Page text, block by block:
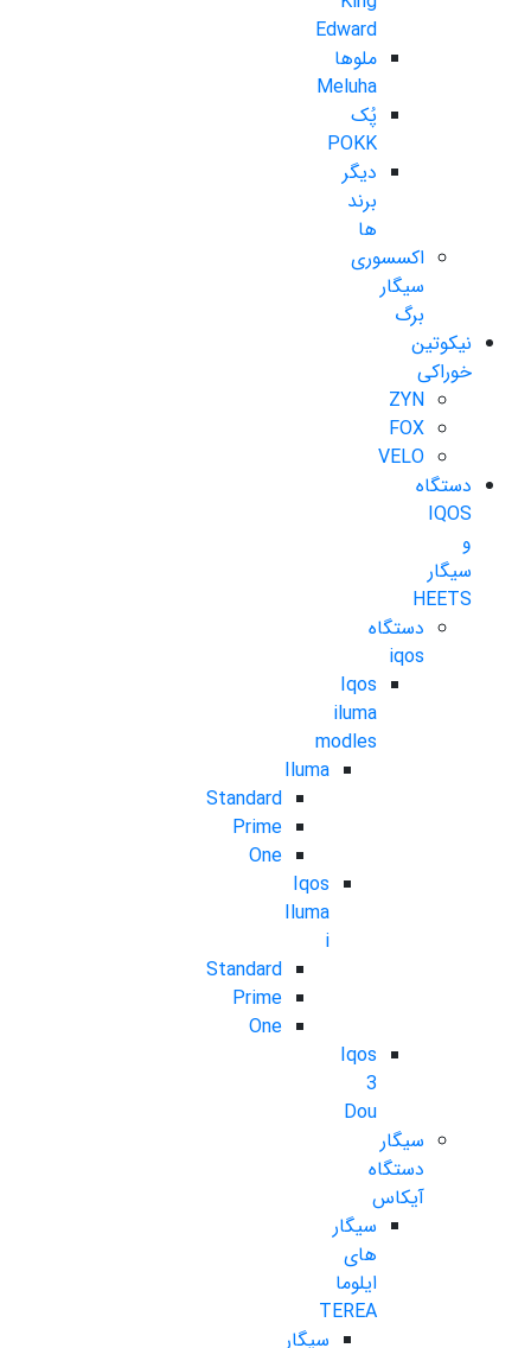
Edward
ملوها
Meluha
پُک
POKK
دیگر
برند
ها
اکسسوری
سیگار
برگ
نیکوتین
خوراکی
ZYN
FOX
VELO
دستگاه
IQOS
و
سیگار
HEETS
دستگاه
iqos
Iqos
iluma
modles
Iluma
Standard
Prime
One
Iqos
Iluma
i
Standard
Prime
One
Iqos
3
Dou
سیگار
دستگاه
آیکاس
سیگار
های
ایلوما
TEREA
سیگار